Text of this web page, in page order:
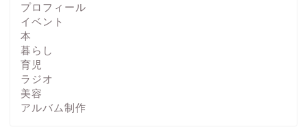
プロフィール
イベント
本
暮らし
育児
ラジオ
美容
アルバム制作